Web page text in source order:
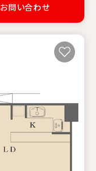
お問い合わせ